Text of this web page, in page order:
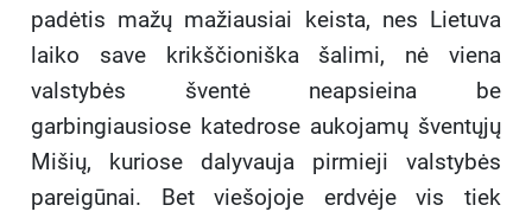
padėtis mažų mažiausiai keista, nes Lietuva
laiko save krikščioniška šalimi, nė viena
valstybės šventė neapsieina be
garbingiausiose katedrose aukojamų šventųjų
Mišių, kuriose dalyvauja pirmieji valstybės
pareigūnai. Bet viešojoje erdvėje vis tiek